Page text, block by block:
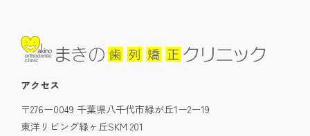
アクセス
〒276ー0049 千葉県八千代市緑が丘1ー2ー19
東洋リビング緑ヶ丘SKM 201